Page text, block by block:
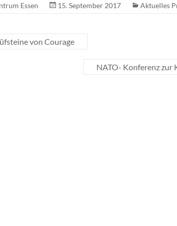
Essen 15. September 2017 Aktuelles
von Courage
NATO- Konferenz zur